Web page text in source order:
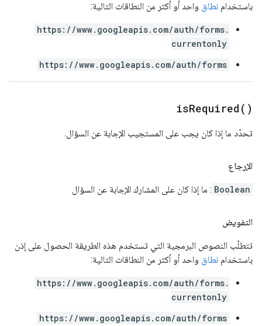
باستخدام نطاق واحد أو أكثر من النطاقات التالية:
https://www.googleapis.com/auth/forms.
currentonly
https://www.googleapis.com/auth/forms
isRequired( )
تحدّد ما إذا كان يجب على المستجيب الإجابة عن السؤال.
الإرجاع
Boolean : ما إذا كان على المشارك الإجابة عن السؤال
التفويض
تتطلّب النصوص البرمجية التي تستخدم هذه الطريقة الحصول على إذن
باستخدام نطاق واحد أو أكثر من النطاقات التالية:
https://www.googleapis.com/auth/forms.
currentonly
https://www.googleapis.com/auth/forms